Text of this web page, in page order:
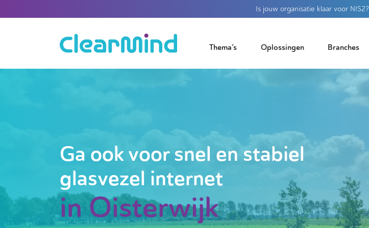
Is jouw organisatie klaar voor NIS2?
Thema’s Oplossingen Branches
Ga ook voor snel en stabiel
glasvezel internet
in Oisterwijk